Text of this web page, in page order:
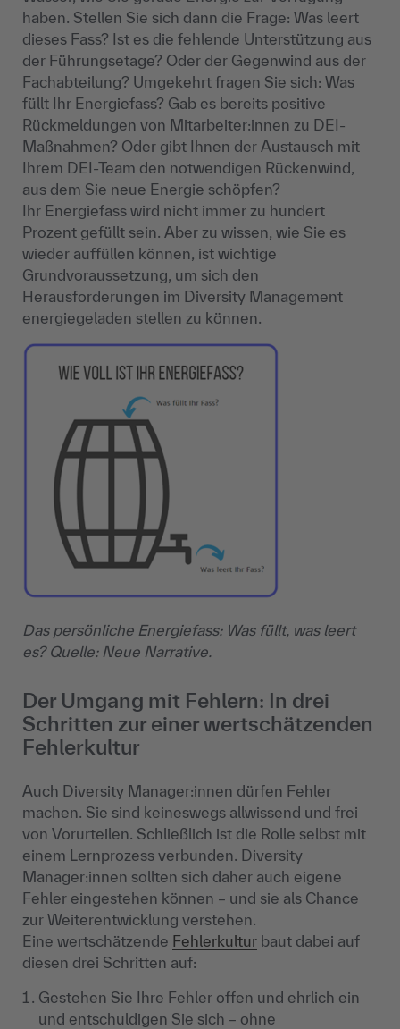
haben. Stellen Sie sich dann die Frage: Was leert
dieses Fass? Ist es die fehlende Unterstützung aus
der Führungsetage? Oder der Gegenwind aus der
Fachabteilung? Umgekehrt fragen Sie sich: Was
füllt Ihr Energiefass? Gab es bereits positive
Rückmeldungen von Mitarbeiter:innen zu DEI-
Maßnahmen? Oder gibt Ihnen der Austausch mit
Ihrem DEI-Team den notwendigen Rückenwind,
aus dem Sie neue Energie schöpfen?
Ihr Energiefass wird nicht immer zu hundert
Prozent gefüllt sein. Aber zu wissen, wie Sie es
wieder auffüllen können, ist wichtige
Grundvoraussetzung, um sich den
Herausforderungen im Diversity Management
energiegeladen stellen zu können.
Das persönliche Energiefass: Was füllt, was leert
es? Quelle: Neue Narrative.
Der Umgang mit Fehlern: In drei
Schritten zur einer wertschätzenden
Fehlerkultur
Auch Diversity Manager:innen dürfen Fehler
machen. Sie sind keineswegs allwissend und frei
von Vorurteilen. Schließlich ist die Rolle selbst mit
einem Lernprozess verbunden. Diversity
Manager:innen sollten sich daher auch eigene
Fehler eingestehen können – und sie als Chance
zur Weiterentwicklung verstehen.
Eine wertschätzende Fehlerkultur baut dabei auf
diesen drei Schritten auf:
Gestehen Sie Ihre Fehler offen und ehrlich ein
und entschuldigen Sie sich – ohne